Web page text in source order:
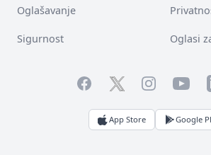
Oglašavanje
Sigurnost Oglasi
FacebookTwitterInstagram
App Store Google